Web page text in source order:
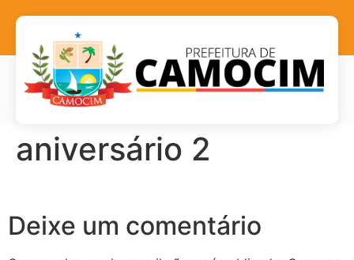
aniversário 2
Deixe um comentário